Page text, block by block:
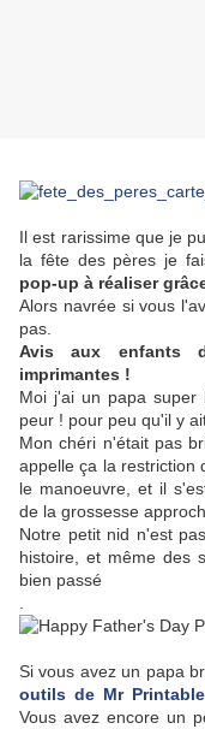
Il est rarissime que je
la fête des pères je
pop-up à réaliser
Alors navrée si vous
pas.
Avis aux enfants
imprimantes !
Moi j'ai un papa super
peur ! pour peu qu'il y
Mon chéri n'était pas
appelle ça la restriction
le manoeuvre, et il
de la grossesse
Notre petit nid n'est
histoire, et même des
bien passé
Si vous avez un papa
outils de Mr
Vous avez encore un